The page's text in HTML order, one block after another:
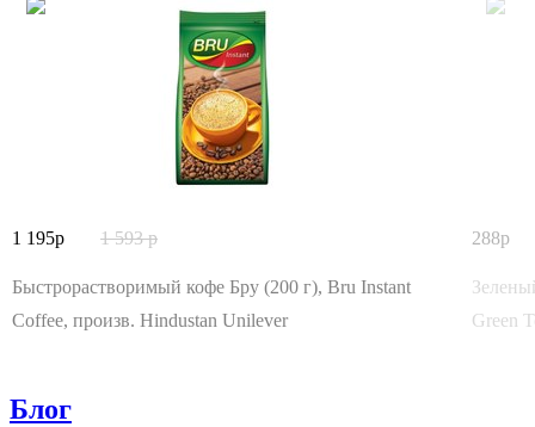
1 195 1 593
Быстрорастворимый кофе Бру (200 г), Bru Instant
Coffee, произв. Hindustan Unilever
288
Green
Блог